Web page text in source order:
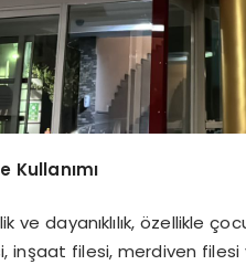
Kullanımı
ve dayanıklılık, özellikle
inşaat filesi, merdiven